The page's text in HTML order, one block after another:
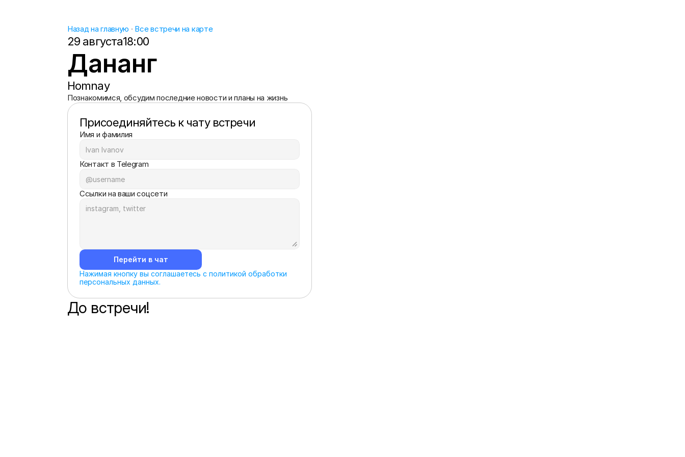
Назад на главную · Все встречи на карте
29 августа18:00
Дананг
Homnay
Познакомимся, обсудим последние новости и планы на жизнь
Присоединяйтесь к чату встречи
Имя и фамилия
Контакт в Telegram
Ссылки на ваши соцсети
Перейти в чат
Нажимая кнопку вы соглашаетесь с политикой обработки
персональных данных.
До встречи!